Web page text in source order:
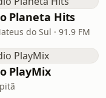
Planeta Hits
do Sul · 91.9 FM
PlayMix